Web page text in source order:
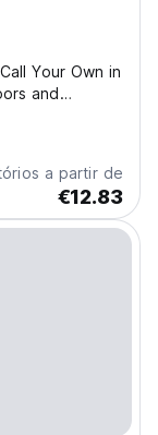
Your Own in
and
seeking
Itacaré.
a partir de
€12.83